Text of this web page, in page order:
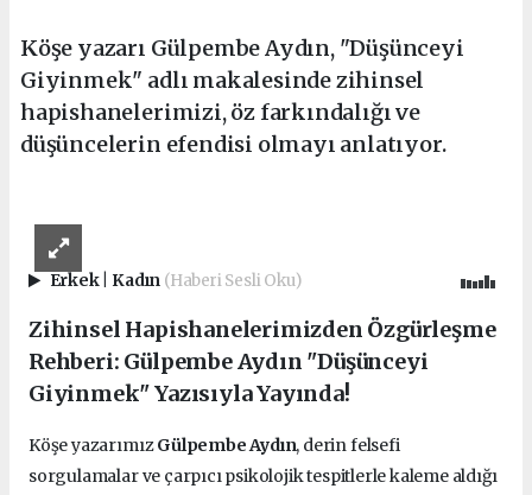
Köşe yazarı Gülpembe Aydın, "Düşünceyi
Giyinmek" adlı makalesinde zihinsel
hapishanelerimizi, öz farkındalığı ve
düşüncelerin efendisi olmayı anlatıyor.
Erkek Kadın (Haberi Sesli Oku)
Zihinsel Hapishanelerimizden Özgürleşme
Rehberi: Gülpembe Aydın "Düşünceyi
Giyinmek" Yazısıyla Yayında!
Köşe yazarımızGülpembe Aydın, derin felsefi
sorgulamalar ve çarpıcı psikolojik tespitlerle kaleme aldığı